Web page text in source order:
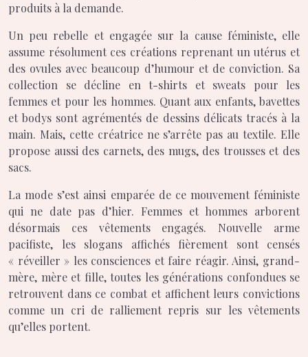
produits à la demande.
Un peu rebelle et engagée sur la cause féministe, elle
assume résolument ces créations reprenant un utérus et
des ovules avec beaucoup d’humour et de conviction. Sa
collection se décline en t-shirts et sweats pour les
femmes et pour les hommes. Quant aux enfants, bavettes
et bodys sont agrémentés de dessins délicats tracés à la
main. Mais, cette créatrice ne s’arrête pas au textile. Elle
propose aussi des carnets, des mugs, des trousses et des
sacs.
La mode s’est ainsi emparée de ce mouvement féministe
qui ne date pas d’hier. Femmes et hommes arborent
désormais ces vêtements engagés. Nouvelle arme
pacifiste, les slogans affichés fièrement sont censés
« réveiller » les consciences et faire réagir. Ainsi, grand-
mère, mère et fille, toutes les générations confondues se
retrouvent dans ce combat et affichent leurs convictions
comme un cri de ralliement repris sur les vêtements
qu’elles portent.